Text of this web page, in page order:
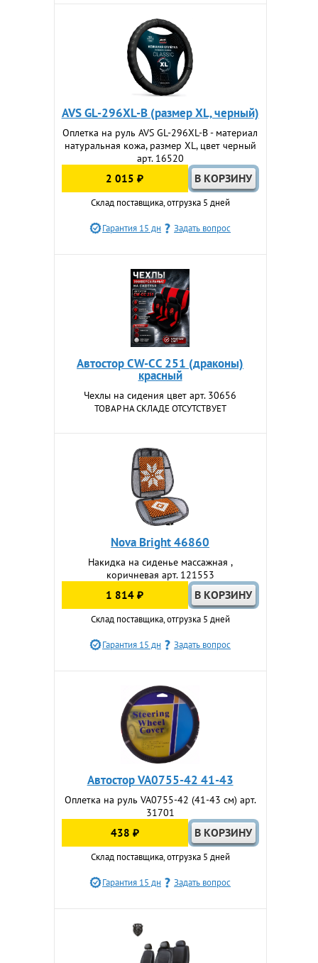
AVS GL-296XL-B (размер XL, черный)
Оплетка на руль AVS GL-296XL-B - материал
натуральная кожа, размер XL, цвет черный
арт. 16520
2 015 ₽
Склад поставщика, отгрузка 5 дней
Гарантия 15 дн Задать вопрос
Автостор CW-CС 251 (драконы)
красный
Чехлы на сидения цвет арт. 30656
ТОВАР НА СКЛАДЕ ОТСУТСТВУЕТ
Nova Bright 46860
Накидка на сиденье массажная ,
коричневая арт. 121553
1 814 ₽
Склад поставщика, отгрузка 5 дней
Гарантия 15 дн Задать вопрос
Автостор VA0755-42 41-43
Оплетка на руль VA0755-42 (41-43 см) арт.
31701
438 ₽
Склад поставщика, отгрузка 5 дней
Гарантия 15 дн Задать вопрос